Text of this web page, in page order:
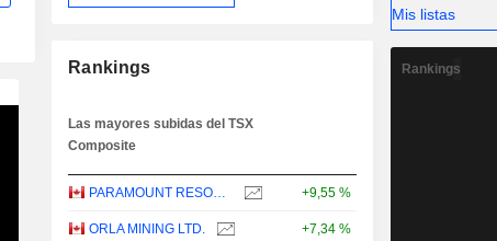
Rankings
Las mayores subidas del TSX
Composite
PARAMOUNT RESOURCES LTD. +9,55 %
ORLA MINING LTD. +7,34 %
Mis listas
Rankings